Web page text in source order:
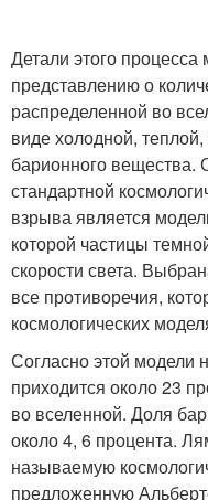
Детали этого
представлению о
распределенной во
виде холодной,
барионного вещества.
стандартной
взрыва является
которой частицы
скорости света.
все противоречия,
космологических
Согласно этой модели
приходится около 23
во вселенной. Доля
около 4, 6 процента.
называемую
предложенную